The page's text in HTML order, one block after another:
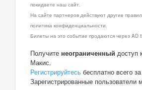
покидаете наш сайт.
На сайте партнеров действуют другие
политика конфиденциальности.
Билеты на это событие продаются через AD
Получите неограниченный доступ
Макис.
Регистрируйтесь бесплатно всего
Зарегистрированные пользователи